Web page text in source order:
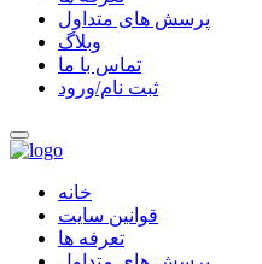
پرسش های متداول
وبلاگ
تماس با ما
ثبت نام/ورود
خانه
قوانین سایت
تعرفه ها